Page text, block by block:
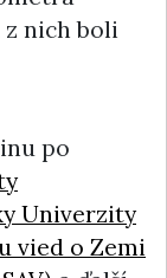
z nich boli
po
Univerzity
vied o Zemi